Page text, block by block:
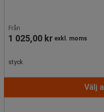
Från
1 025,00 kr exkl. moms
styck
Välj